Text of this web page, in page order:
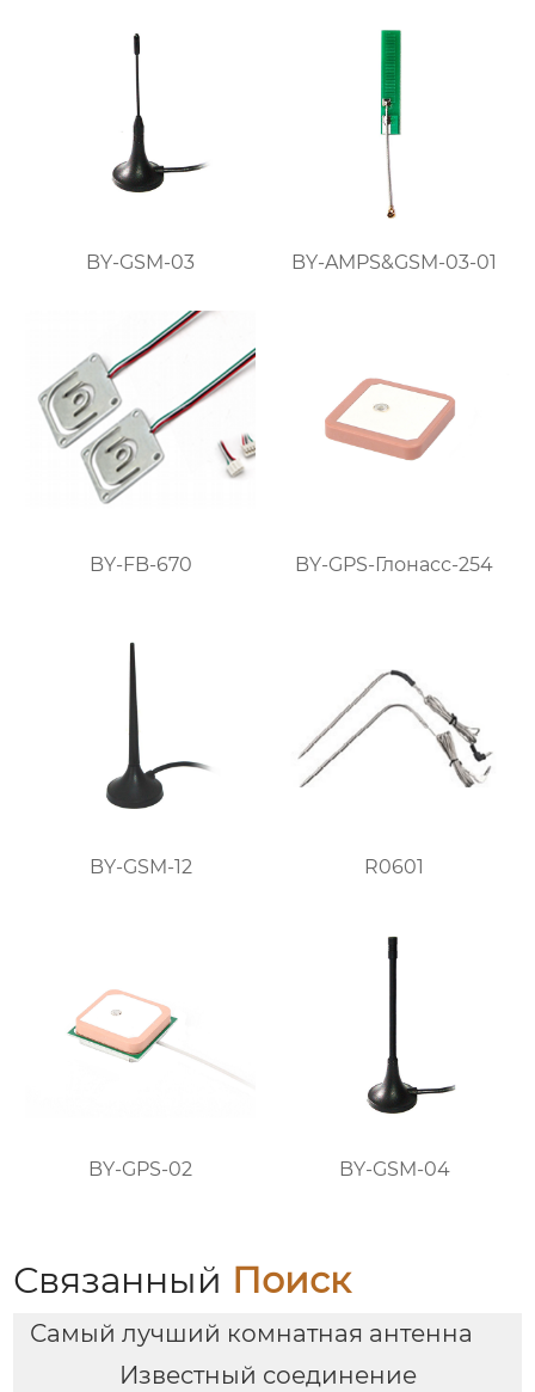
BY-GSM-03 BY-AMPS&GSM-03-01
BY-FB-670 BY-GPS-Глонасс-254
BY-GSM-12 R0601
BY-GPS-02 BY-GSM-04
Связанный Поиск
Самый лучший комнатная антенна
Известный соединение